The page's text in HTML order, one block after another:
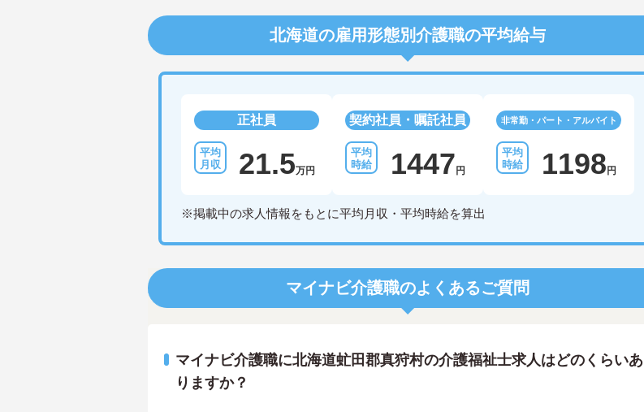
北海道の雇用形態別介護職の平均給与
正社員
21.5万円
契約社員・嘱託社員
1447 円
非常勤・パート・アルバイト
1198 円
※掲載中の求人情報をもとに平均月収・平均時給を算出
マイナビ介護職のよくあるご質問
マイナビ介護職に北海道虻田郡真狩村の介護福祉士求人はどのくらいあ
りますか？